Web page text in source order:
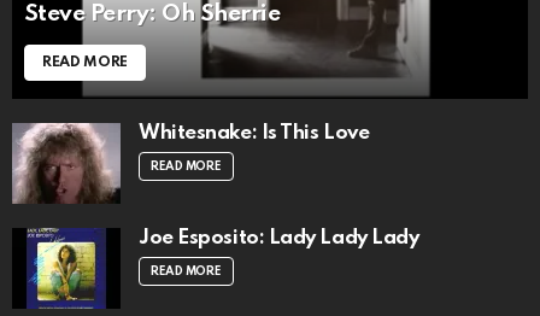
Steve Perry: Oh Sherrie
READ MORE
Whitesnake: Is This Love
READ MORE
Joe Esposito: Lady Lady Lady
READ MORE